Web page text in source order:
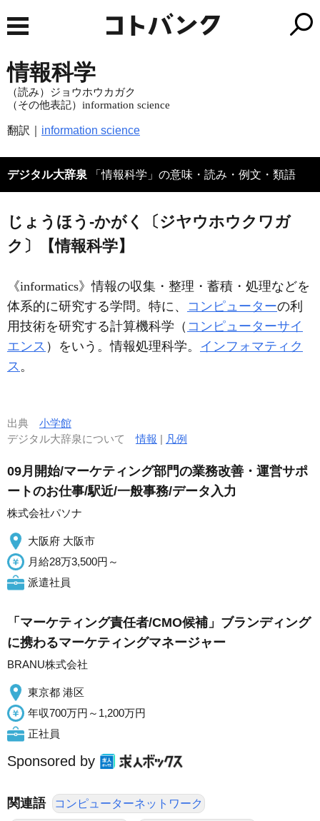
情報科学
（読み）ジョウホウカガク
（その他表記）information science
翻訳｜ information science
デジタル大辞泉 「情報科学」の意味・読み・例文・類語
じょうほう‐かがく〔ジヤウホウクワガ
ク〕【情報科学】
《informatics》情報の収集・整理・蓄積・処理などを
体系的に研究する学問。特に、 コンピューターの利
用技術を研究する計算機科学（ コンピューターサイ
エンス ）をいう。情報処理科学。 インフォマティク
ス。
出典 小学館
デジタル大辞泉について情報 | 凡例
09月開始/マーケティング部門の業務改善・運営サポ
ートのお仕事/駅近/一般事務/データ入力
株式会社パソナ
大阪府 大阪市
月給28万3,500円～
派遣社員
「マーケティング責任者/CMO候補」ブランディング
に携わるマーケティングマネージャー
BRANU株式会社
東京都 港区
年収700万円～1,200万円
正社員
Sponsored by
関連語 コンピューターネットワーク